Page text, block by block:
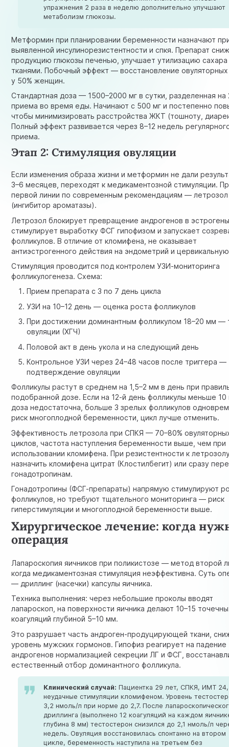
упражнения 2 раза в неделю дополнительно улучшают
метаболизм глюкозы.
Метформин при планировании беременности назначают
выявленной инсулинорезистентности и спкя. Препарат
продукцию глюкозы печенью, улучшает утилизацию сахара
тканями. Побочный эффект — восстановление
у 50% женщин.
Стандартная доза — 1500–2000 мг в сутки, разделенная на
приема во время еды. Начинают с 500 мг и постепенно
чтобы минимизировать расстройства ЖКТ (тошноту,
Полный эффект развивается через 8–12 недель
приема.
Этап 2: Стимуляция овуляции
Если изменения образа жизни и метформин не дали
3–6 месяцев, переходят к медикаментозной стимуляции.
первой линии по современным рекомендациям — летрозол
(ингибитор ароматазы).
Летрозол блокирует превращение андрогенов в
стимулирует выработку ФСГ гипофизом и запускает
фолликулов. В отличие от кломифена, не оказывает
антиэстрогенного действия на эндометрий и
Стимуляция проводится под контролем УЗИ-мониторинга
фолликулогенеза. Схема:
Прием препарата с 3 по 7 день цикла
УЗИ на 10–12 день — оценка роста фолликулов
При достижении доминантным фолликулом 18–20 мм —
овуляции (ХГЧ)
Половой акт в день укола и на следующий день
Контрольное УЗИ через 24–48 часов после триггера —
подтверждение овуляции
Фолликулы растут в среднем на 1,5–2 мм в день при
подобранной дозе. Если на 12-й день фолликулы меньше
доза недостаточна, больше 3 зрелых фолликулов
риск многоплодной беременности, цикл лучше отменить.
Эффективность летрозола при СПКЯ — 70–80%
циклов, частота наступления беременности выше, чем при
использовании кломифена. При резистентности к
назначить кломифена цитрат (Клостилбегит) или сразу
гонадотропинам.
Гонадотропины (ФСГ-препараты) напрямую стимулируют
фолликулов, но требуют тщательного мониторинга — риск
гиперстимуляции и многоплодной беременности выше.
Хирургическое лечение: когда
операция
Лапароскопия яичников при поликистозе — метод второй
когда медикаментозная стимуляция неэффективна. Суть
— дриллинг (насечки) капсулы яичника.
Техника выполнения: через небольшие проколы вводят
лапароскоп, на поверхности яичника делают 10–15
коагуляций глубиной 5–10 мм.
Это разрушает часть андроген-продуцирующей ткани,
уровень мужских гормонов. Гипофиз реагирует на падение
андрогенов нормализацией секреции ЛГ и ФСГ,
естественный отбор доминантного фолликула.
Клинический случай: Пациентка 29 лет, СПКЯ, ИМТ
неудачные стимуляции кломифеном. Уровень
3,2 нмоль/л при норме до 2,7. После
дриллинга (выполнено 12 коагуляций на каждом
глубина 8 мм) тестостерон снизился до 2,1 нмоль/л
недель. Овуляция восстановилась спонтанно на втором
цикле, беременность наступила на третьем без